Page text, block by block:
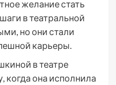
желание стать
в театральной
но они стали
карьеры.
в театре
когда она исполнила